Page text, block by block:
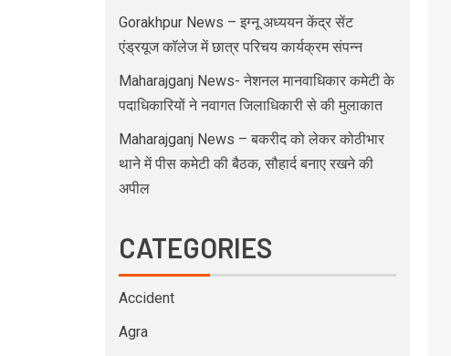
Gorakhpur News – इग्नू अध्ययन केंद्र सेंट
एंड्रयूज कॉलेज में छात्र परिचय कार्यक्रम संपन्न
Maharajganj News- नेशनल मानवाधिकार कमेटी के
पदाधिकारियों ने नवागत जिलाधिकारी से की मुलाकात
Maharajganj News – बकरीद को लेकर कोठीभार
थाने में पीस कमेटी की बैठक, सौहार्द बनाए रखने की
अपील
CATEGORIES
Accident
Agra